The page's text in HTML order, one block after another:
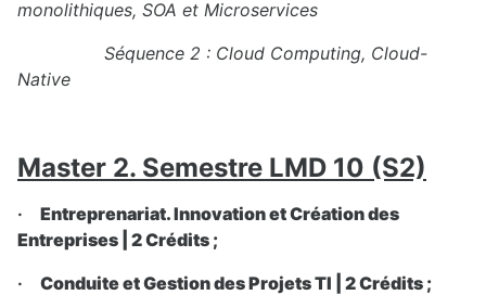
monolithiques, SOA et Microservices
Séquence 2 : Cloud Computing, Cloud-
Native
Master 2. Semestre LMD 10 (S2)
· Entreprenariat. Innovation et Création des
Entreprises | 2 Crédits ;
· Conduite et Gestion des Projets TI | 2 Crédits ;